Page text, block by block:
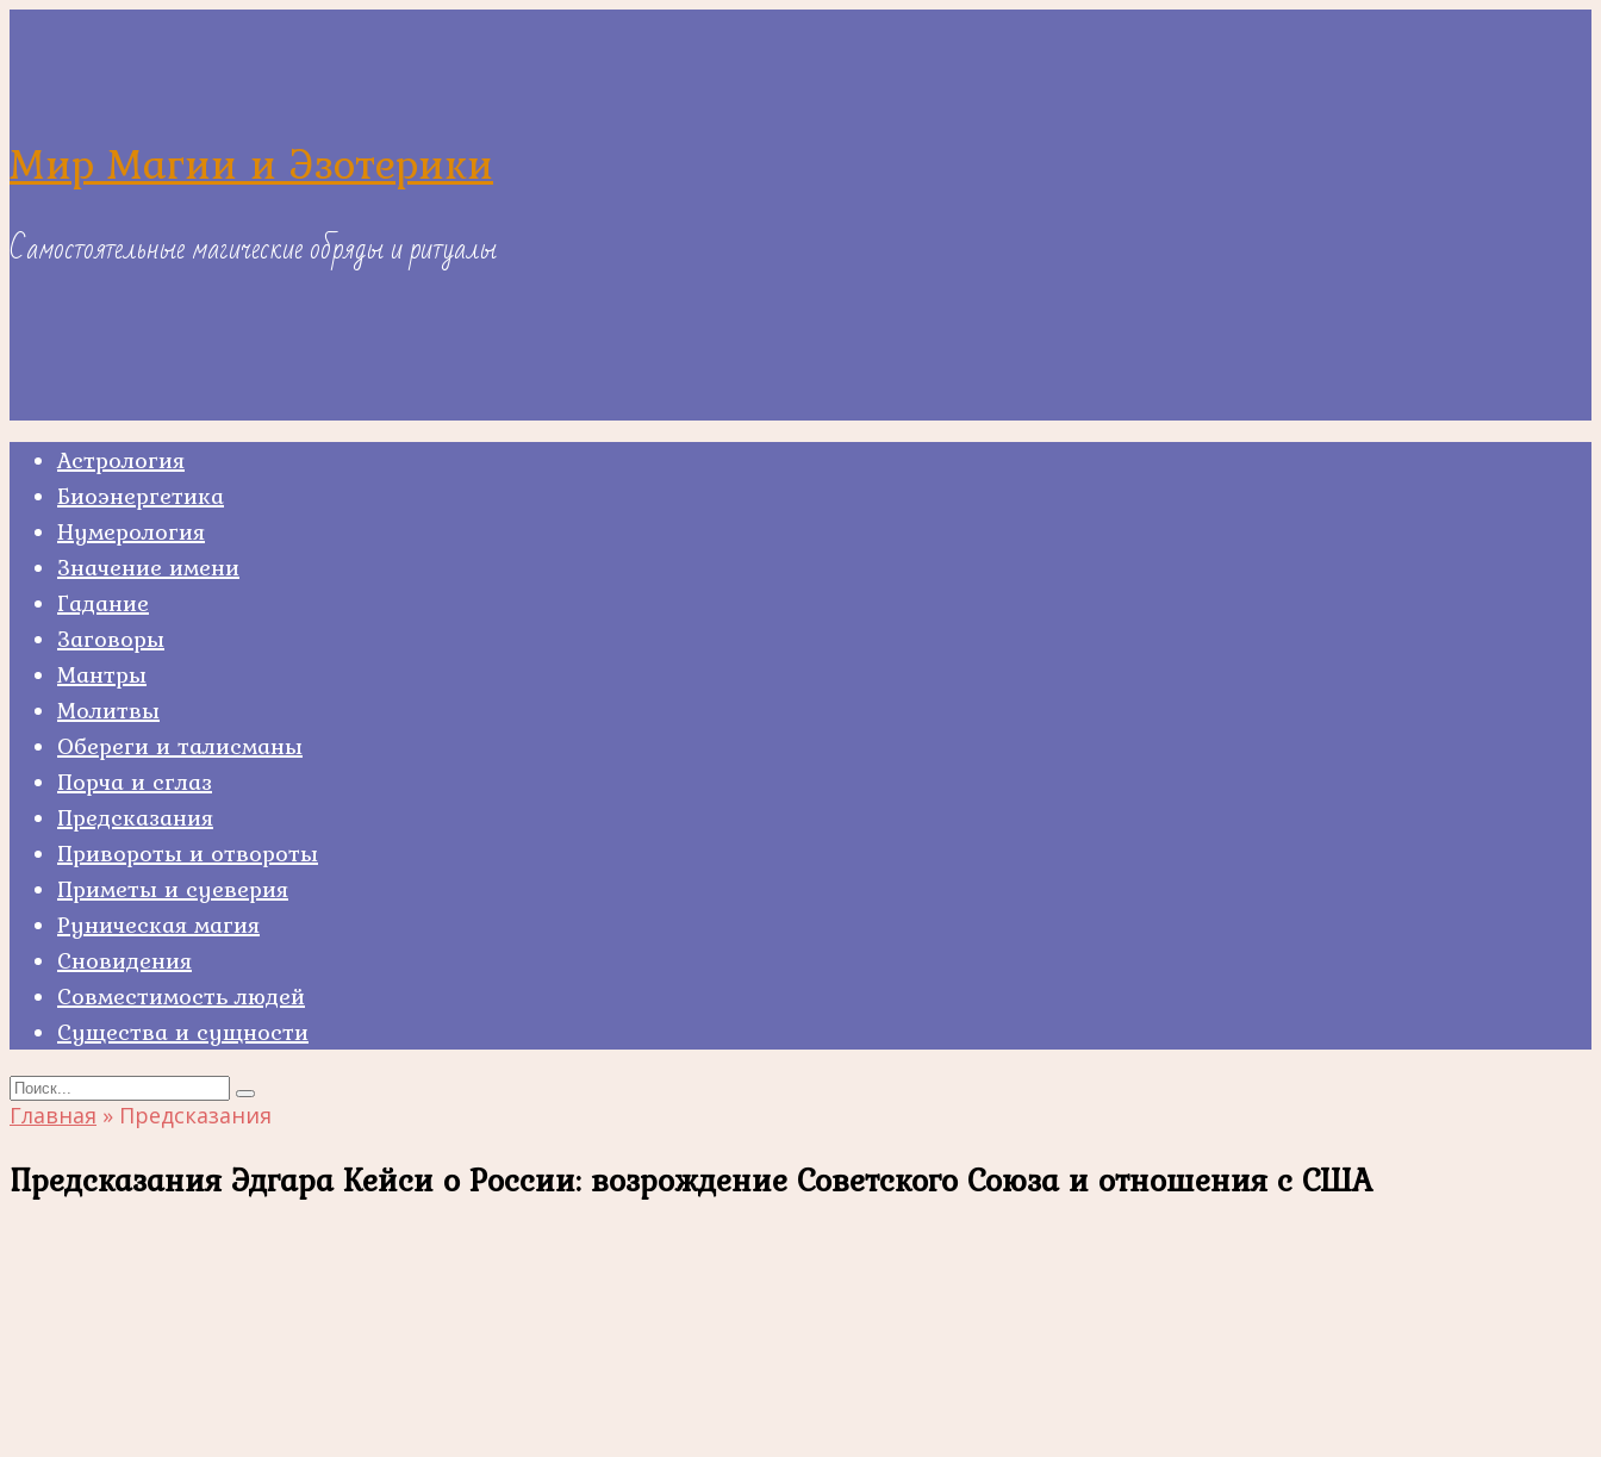
Мир Магии и Эзотерики
Самостоятельные магические обряды и ритуалы
Астрология
Биоэнергетика
Нумерология
Значение имени
Гадание
Заговоры
Мантры
Молитвы
Обереги и талисманы
Порча и сглаз
Предсказания
Привороты и отвороты
Приметы и суеверия
Руническая магия
Сновидения
Совместимость людей
Существа и сущности
Search
for:
Главная » Предсказания
Предсказания Эдгара Кейси о России: возрождение Советского Союза и отношения с США